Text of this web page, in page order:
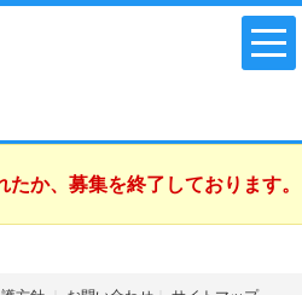
か、募集を終了しております。